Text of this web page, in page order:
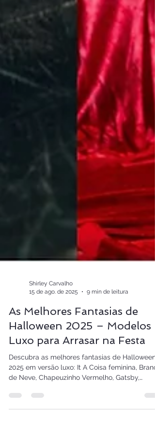
Shirley Carvalho
15 de ago. de 2025
9 min de leitura
As Melhores Fantasias de
Halloween 2025 – Modelos
Luxo para Arrasar na Festa
Descubra as melhores fantasias de Halloween